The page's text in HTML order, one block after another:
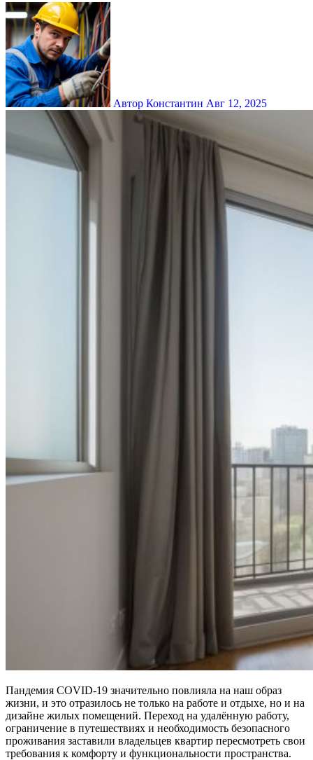
Автор Константин Авг 12, 2025
Пандемия COVID-19 значительно повлияла на наш образ
жизни, и это отразилось не только на работе и отдыхе, но и на
дизайне жилых помещений. Переход на удалённую работу,
ограничение в путешествиях и необходимость безопасного
проживания заставили владельцев квартир пересмотреть свои
требования к комфорту и функциональности пространства.